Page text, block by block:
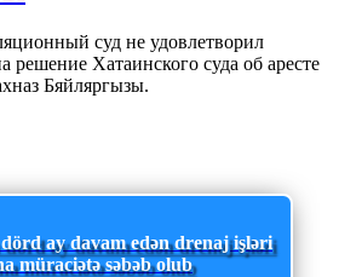
суд не удовлетворил
решение Хатаинского суда об аресте
Бяйляргызы.
ay davam edən drenaj işləri
müraciətə səbəb olub